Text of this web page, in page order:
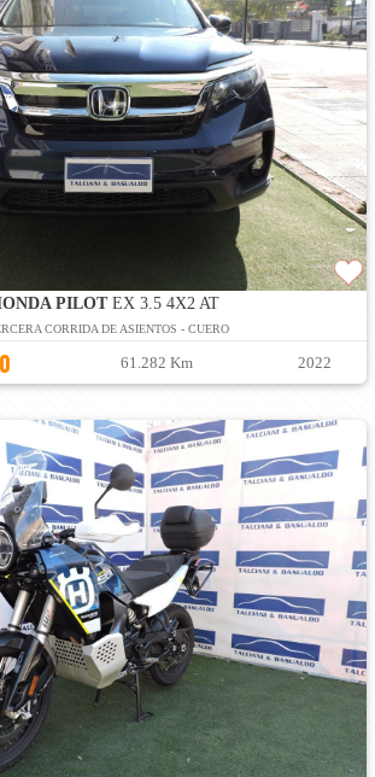
PILOTEX 3.5 4X2 AT
CORRIDA DE ASIENTOS - CUERO
61.282 Km 2022